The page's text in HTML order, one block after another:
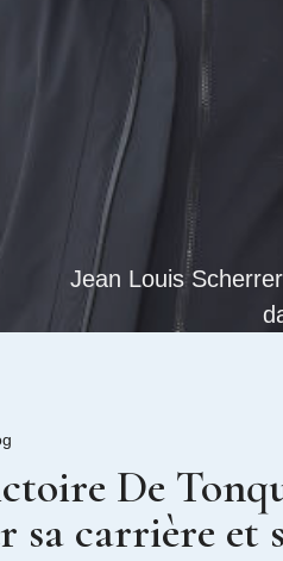
Jean Louis
De
sa carrière et